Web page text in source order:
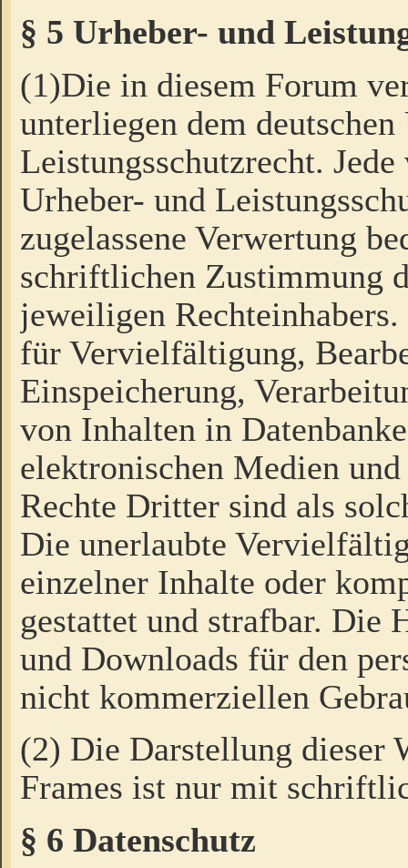
§ 5 Urheber- und
(1)Die in diesem Forum
unterliegen dem
Leistungsschutzrecht.
Urheber- und
zugelassene Verwertung
schriftlichen Zustimmung
jeweiligen
für Vervielfältigung,
Einspeicherung,
von Inhalten in
elektronischen Medien
Rechte Dritter sind als
Die unerlaubte
einzelner Inhalte oder
gestattet und strafbar. Die
und Downloads für den
nicht kommerziellen
(2) Die Darstellung dieser
Frames ist nur mit
§ 6 Datenschutz